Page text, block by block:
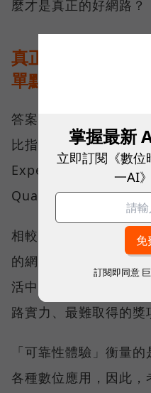
麼才是真正的好網路？
真正的好網路，
單點測速
答案，就藏在
比指標──可靠性體驗
Experience）與品質
Quality）。
相較於傳統下載速度
的網路表現，這兩項
活中的整體體驗，因
路實力、最難取得的獎
「可靠性體驗」衡量
各種數位應用，因此
掌握最新
立即訂閱《數
一AI
訂閱即同意